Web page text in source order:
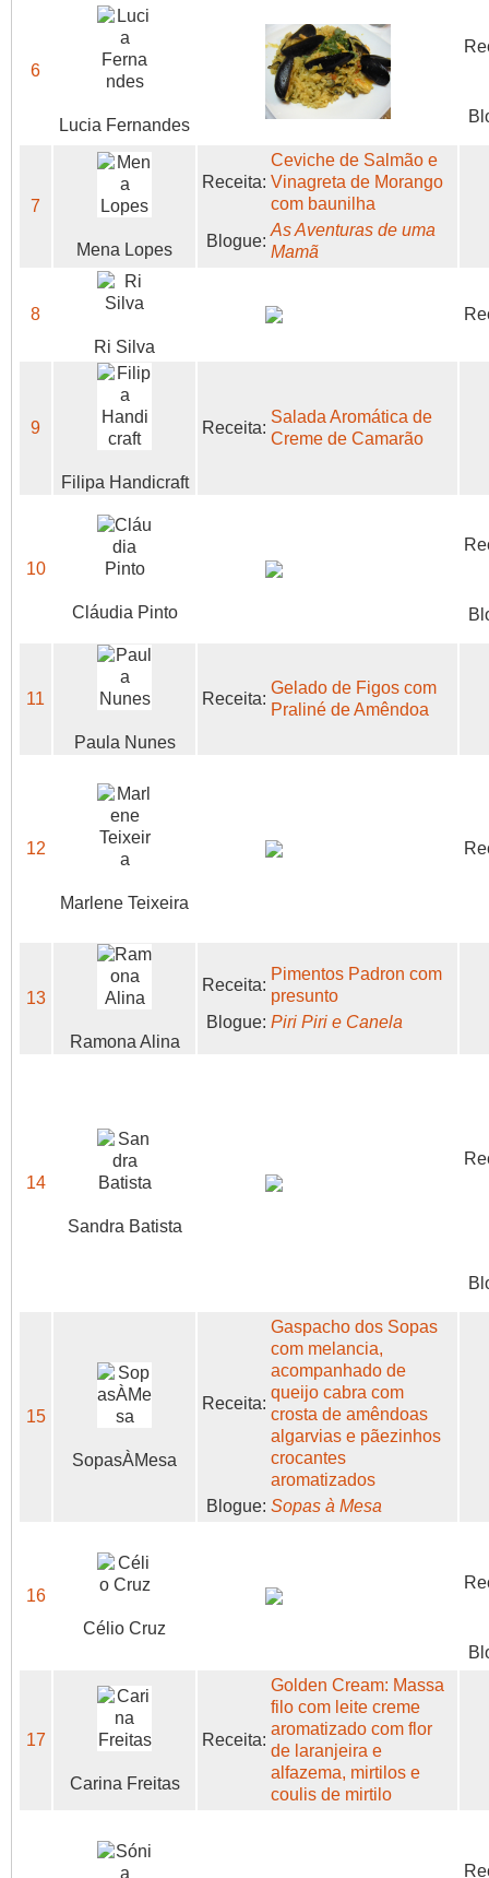
6
Lucia Fernandes
7
Mena Lopes
Receita:
Ceviche de Salmão e
Vinagreta de Morango
com baunilha
Blogue:
As Aventuras de uma
Mamã
8
Ri Silva
9
Filipa Handicraft
Receita:
Salada Aromática de
Creme de Camarão
10
Cláudia Pinto
11
Paula Nunes
Receita:
Gelado de Figos com
Praliné de Amêndoa
12
Marlene Teixeira
13
Ramona Alina
Receita:
Pimentos Padron com
presunto
Blogue: Piri Piri e Canela
14
Sandra Batista
15
SopasÀMesa
Receita:
Gaspacho dos Sopas
com melancia,
acompanhado de
queijo cabra com
crosta de amêndoas
algarvias e pãezinhos
crocantes
aromatizados
Blogue: Sopas à Mesa
16
Célio Cruz
17
Carina Freitas
Receita:
Golden Cream: Massa
filo com leite creme
aromatizado com flor
de laranjeira e
alfazema, mirtilos e
coulis de mirtilo